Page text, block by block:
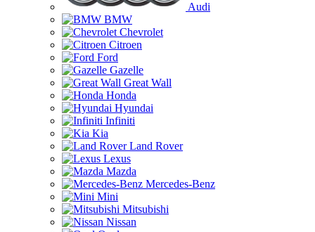
Audi
BMW
Chevrolet
Citroen
Ford
Gazelle
Great Wall
Honda
Hyundai
Infiniti
Kia
Land Rover
Lexus
Mazda
Mercedes-Benz
Mini
Mitsubishi
Nissan